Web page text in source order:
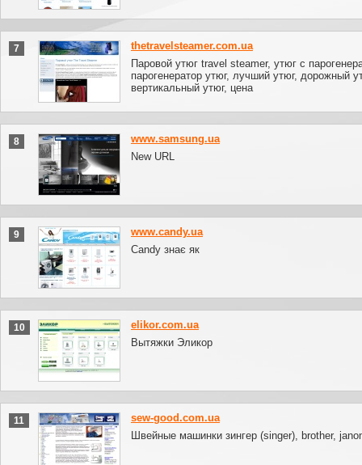
7
thetravelsteamer.com.ua
Паровой утюг travel steamer, утюг с
парогенератор утюг, лучший утюг, дорожный
вертикальный утюг, цена
8
www.samsung.ua
New URL
9
www.candy.ua
Candy знає як
10
elikor.com.ua
Вытяжки Эликор
11
sew-good.com.ua
Швейные машинки зингер (singer), brother,